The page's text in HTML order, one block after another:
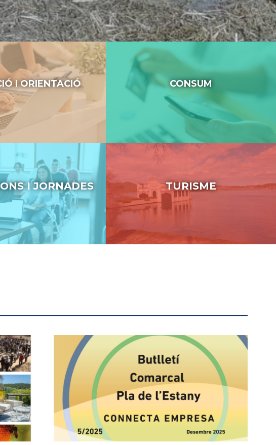
I ORIENTACIÓ CONSUM
I JORNADES TURISME